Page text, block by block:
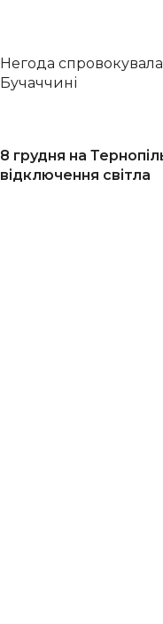
Негода
Бучаччині
8 грудня на
відключення світла